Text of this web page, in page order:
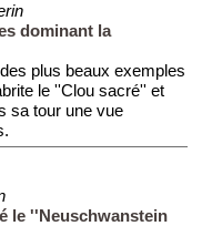
dominant la
plus beaux exemples
le ''Clou sacré'' et
sa tour une vue
le ''Neuschwanstein